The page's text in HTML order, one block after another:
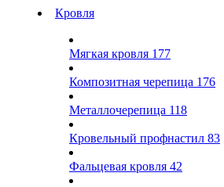
Кровля
Мягкая кровля 177
Композитная черепица 176
Металлочерепица 118
Кровельный профнастил 83
Фальцевая кровля 42